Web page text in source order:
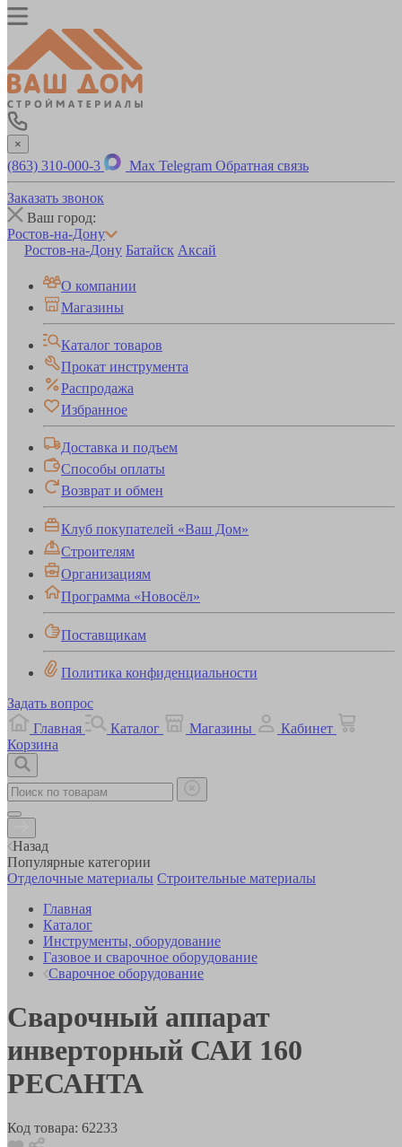
×
(863) 310-000-3 Max Telegram Обратная связь
Заказать звонок
Ваш город:
Ростов-на-Дону
Ростов-на-Дону Батайск Аксай
О компании
Магазины
Каталог товаров
Прокат инструмента
Распродажа
Избранное
Доставка и подъем
Способы оплаты
Возврат и обмен
Клуб покупателей «Ваш Дом»
Строителям
Организациям
Программа «Новосёл»
Поставщикам
Политика конфиденциальности
Задать вопрос
Главная
Каталог Магазины
Кабинет
Корзина
Назад
Популярные категории
Отделочные материалы Строительные материалы
Главная
Каталог
Инструменты, оборудование
Газовое и сварочное оборудование
Сварочное оборудование
Сварочный аппарат
инверторный САИ 160
РЕСАНТА
Код товара: 62233